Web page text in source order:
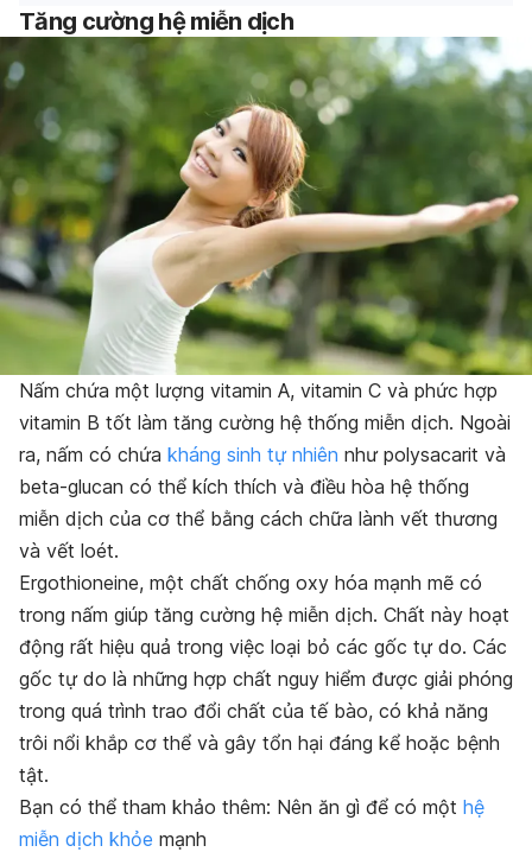
Tăng cường hệ miễn dịch
Nấm chứa một lượng vitamin A, vitamin C và phức hợp
vitamin B tốt làm tăng cường hệ thống miễn dịch. Ngoài
ra, nấm có chứa kháng sinh tự nhiên như polysacarit và
beta-glucan có thể kích thích và điều hòa hệ thống
miễn dịch của cơ thể bằng cách chữa lành vết thương
và vết loét.
Ergothioneine, một chất chống oxy hóa mạnh mẽ có
trong nấm giúp tăng cường hệ miễn dịch. Chất này hoạt
động rất hiệu quả trong việc loại bỏ các gốc tự do. Các
gốc tự do là những hợp chất nguy hiểm được giải phóng
trong quá trình trao đổi chất của tế bào, có khả năng
trôi nổi khắp cơ thể và gây tổn hại đáng kể hoặc bệnh
tật.
Bạn có thể tham khảo thêm: Nên ăn gì để có một hệ
miễn dịch khỏe mạnh